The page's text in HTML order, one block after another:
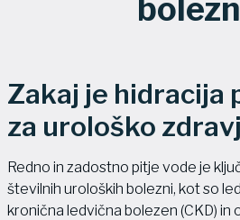
Zakaj je hidracija
za urološko
Redno in zadostno pitje vode je
številnih uroloških bolezni, kot so
kronična ledvična bolezen (CKD) in